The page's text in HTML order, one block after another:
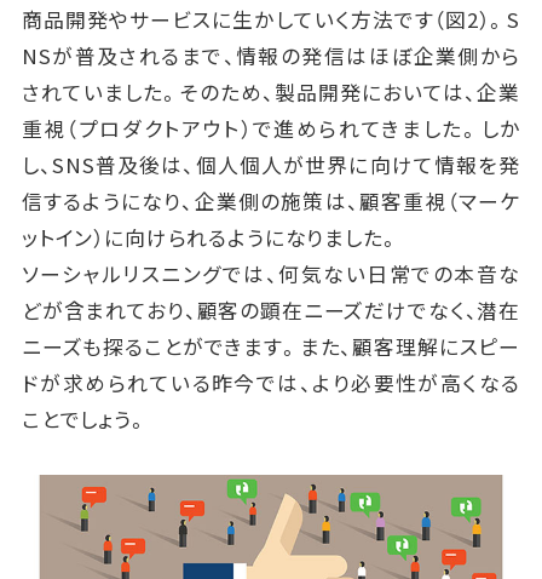
商品開発やサービスに生かしていく方法です（図2）。S
NSが普及されるまで、情報の発信はほぼ企業側から
されていました。そのため、製品開発においては、企業
重視（プロダクトアウト）で進められてきました。しか
し、SNS普及後は、個人個人が世界に向けて情報を発
信するようになり、企業側の施策は、顧客重視（マーケ
ットイン）に向けられるようになりました。
ソーシャルリスニングでは、何気ない日常での本音な
どが含まれており、顧客の顕在ニーズだけでなく、潜在
ニーズも探ることができます。また、顧客理解にスピー
ドが求められている昨今では、より必要性が高くなる
ことでしょう。